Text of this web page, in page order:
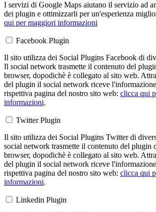
I servizi di Google Maps aiutano il servizio ad
dei plugin e ottimizzarli per un'esperienza
qui per maggiori informazioni
Facebook Plugin
Il sito utilizza dei Social Plugins Facebook di
Il social network trasmette il contenuto del
browser, dopodichè è collegato al sito web.
del plugin il social network riceve
rispettiva pagina del nostro sito web: clicca qui
informazioni.
Twitter Plugin
Il sito utilizza dei Social Plugins Twitter di
social network trasmette il contenuto del plugin
browser, dopodichè è collegato al sito web.
del plugin il social network riceve
rispettiva pagina del nostro sito web: clicca qui
informazioni.
Linkedin Plugin